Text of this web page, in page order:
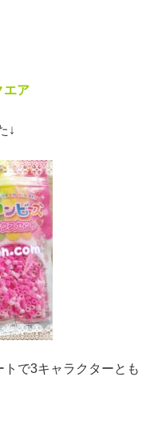
エア
↓
で3キャラクターとも